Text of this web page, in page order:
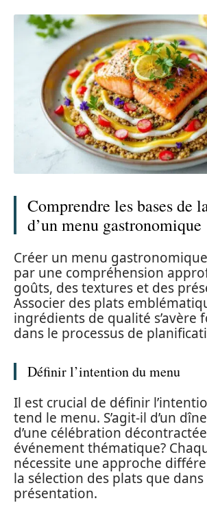
Comprendre les bases de
d’un menu gastronomique
Créer un menu
par une compréhension
goûts, des textures et des
Associer des plats
ingrédients de qualité s’avère
dans le processus de
Définir l’intention du menu
Il est crucial de définir
tend le menu. S’agit-il d’un
d’une célébration
événement thématique?
nécessite une approche
la sélection des plats que dans
présentation.